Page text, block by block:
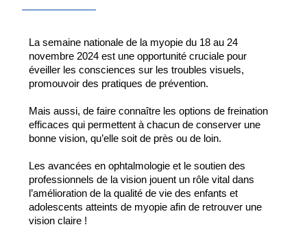
La semaine nationale de la myopie du 18 au 24
novembre 2024 est une opportunité cruciale pour
éveiller les consciences sur les troubles visuels,
promouvoir des pratiques de prévention.
Mais aussi, de faire connaître les options de freination
efficaces qui permettent à chacun de conserver une
bonne vision, qu’elle soit de près ou de loin.
Les avancées en ophtalmologie et le soutien des
professionnels de la vision jouent un rôle vital dans
l’amélioration de la qualité de vie des enfants et
adolescents atteints de myopie afin de retrouver une
vision claire !